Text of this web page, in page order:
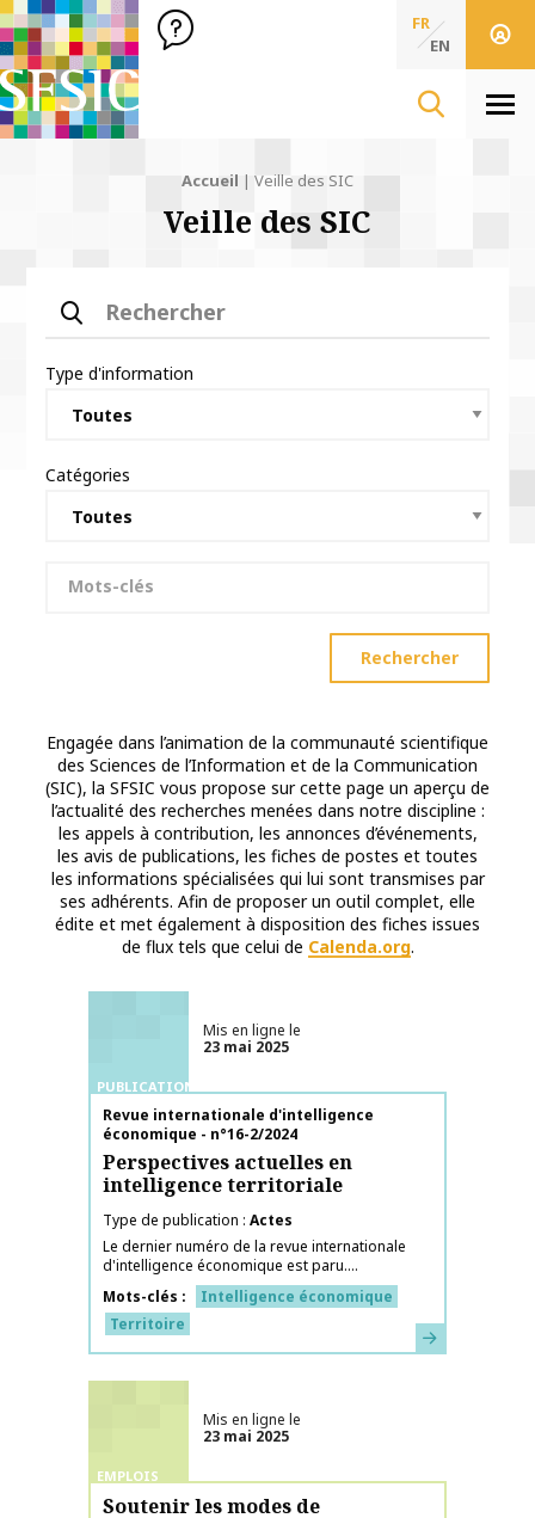
SFSIC Société Française des Sciences de l'Information & de
Société Française des Sciences
de l'Information
FR
EN
Accueil | Veille des SIC
Veille des SIC
Rechercher
Type d'information
Catégories
Mots-clés
Rechercher
Engagée dans l’animation de la communauté scientifique
des Sciences de l’Information et de la Communication
(SIC), la SFSIC vous propose sur cette page un aperçu de
l’actualité des recherches menées dans notre discipline :
les appels à contribution, les annonces d’événements,
les avis de publications, les fiches de postes et toutes
les informations spécialisées qui lui sont transmises par
ses adhérents. Afin de proposer un outil complet, elle
édite et met également à disposition des fiches issues
de flux tels que celui de Calenda.org.
PUBLICATIONS
Mis en ligne le
23 mai 2025
Nom de la publication
Revue internationale d'intelligence
économique - n°16-2/2024
Perspectives actuelles en
intelligence territoriale
Type de publication Actes
Le dernier numéro de la revue internationale
d'intelligence économique est paru....
Mots-clés
Intelligence économique
Territoire
En savoir plus
EMPLOIS
Mis en ligne le
23 mai 2025
Soutenir les modes de